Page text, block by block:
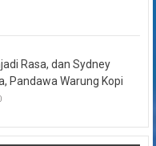
Rasa, dan Sydney
Pandawa Warung Kopi